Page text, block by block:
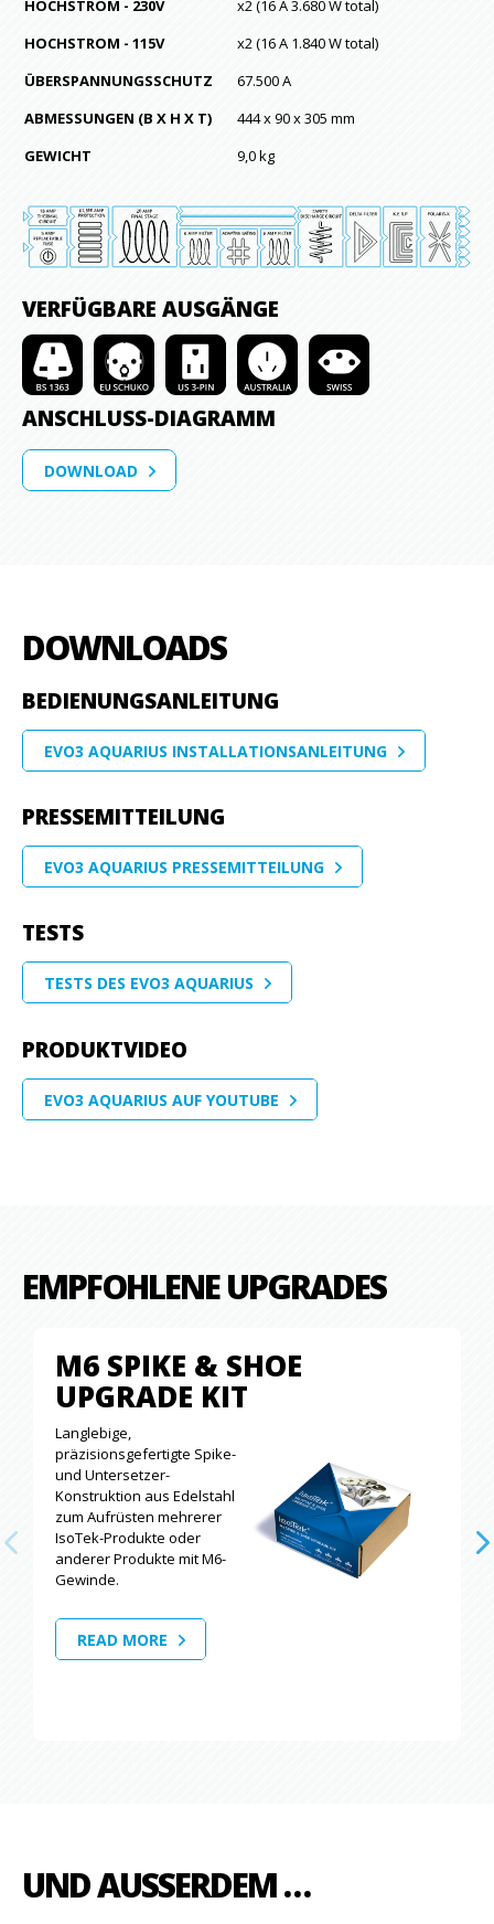
HOCHSTROM - 230V
x2 (16 A 3.680 W total)
HOCHSTROM - 115V
x2 (16 A 1.840 W total)
ÜBERSPANNUNGSSCHUTZ
67.500 A
ABMESSUNGEN (B X H X T)
444 x 90 x 305 mm
GEWICHT
9,0 kg
VERFÜGBARE AUSGÄNGE
ANSCHLUSS-DIAGRAMM
DOWNLOAD
DOWNLOADS
BEDIENUNGSANLEITUNG
EVO3 AQUARIUS INSTALLATIONSANLEITUNG
PRESSEMITTEILUNG
EVO3 AQUARIUS PRESSEMITTEILUNG
TESTS
TESTS DES EVO3 AQUARIUS
PRODUKTVIDEO
EVO3 AQUARIUS AUF YOUTUBE
EMPFOHLENE UPGRADES
M6 SPIKE & SHOE
UPGRADE KIT
Langlebige,
präzisionsgefertigte Spike-
und Untersetzer-
Konstruktion aus Edelstahl
zum Aufrüsten mehrerer
IsoTek-Produkte oder
anderer Produkte mit M6-
Gewinde.
READ MORE
UND AUSSERDEM …